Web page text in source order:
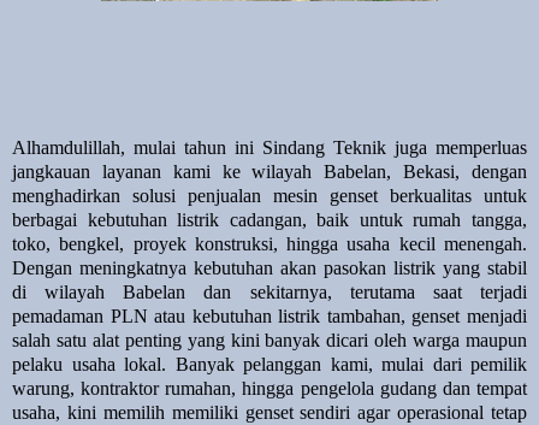
Alhamdulillah, mulai tahun ini Sindang Teknik juga memperluas
jangkauan layanan kami ke wilayah Babelan, Bekasi, dengan
menghadirkan solusi penjualan mesin genset berkualitas untuk
berbagai kebutuhan listrik cadangan, baik untuk rumah tangga,
toko, bengkel, proyek konstruksi, hingga usaha kecil menengah.
Dengan meningkatnya kebutuhan akan pasokan listrik yang stabil
di wilayah Babelan dan sekitarnya, terutama saat terjadi
pemadaman PLN atau kebutuhan listrik tambahan, genset menjadi
salah satu alat penting yang kini banyak dicari oleh warga maupun
pelaku usaha lokal. Banyak pelanggan kami, mulai dari pemilik
warung, kontraktor rumahan, hingga pengelola gudang dan tempat
usaha, kini memilih memiliki genset sendiri agar operasional tetap